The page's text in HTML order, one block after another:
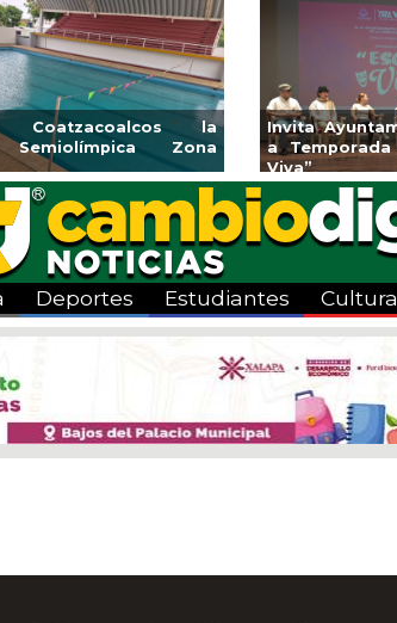
la
Invita Ayuntamiento de Veracruz
a Temporada de Artes “Escena
Viva”
Deportes Estudiantes Cultura